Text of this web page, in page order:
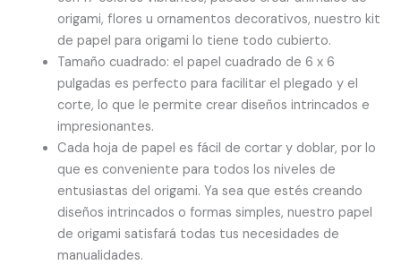
origami, flores u ornamentos decorativos, nuestro kit
de papel para origami lo tiene todo cubierto.
Tamaño cuadrado: el papel cuadrado de 6 x 6
pulgadas es perfecto para facilitar el plegado y el
corte, lo que le permite crear diseños intrincados e
impresionantes.
Cada hoja de papel es fácil de cortar y doblar, por lo
que es conveniente para todos los niveles de
entusiastas del origami. Ya sea que estés creando
diseños intrincados o formas simples, nuestro papel
de origami satisfará todas tus necesidades de
manualidades.